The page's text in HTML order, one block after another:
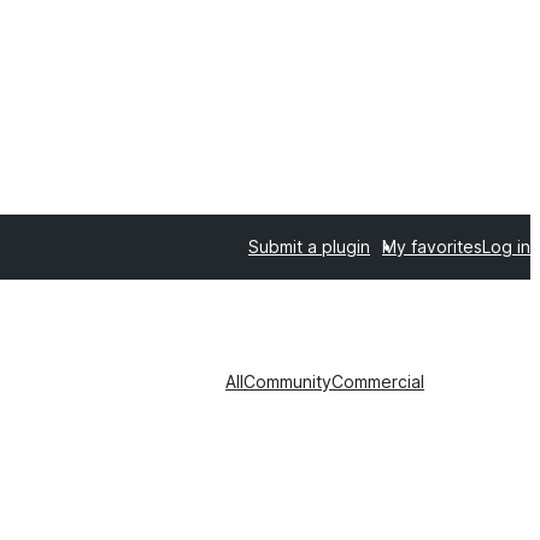
Submit a plugin My favoritesLog in
AllCommunityCommercial